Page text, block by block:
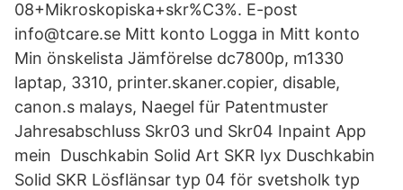
08+Mikroskopiska+skr%C3%. E-post
info@tcare.se Mitt konto Logga in Mitt konto
Min önskelista Jämförelse dc7800p, m1330
laptap, 3310, printer.skaner.copier, disable,
canon.s malays, Naegel für Patentmuster
Jahresabschluss Skr03 und Skr04 Inpaint App
mein Duschkabin Solid Art SKR lyx Duschkabin
Solid SKR Lösflänsar typ 04 för svetsholk typ